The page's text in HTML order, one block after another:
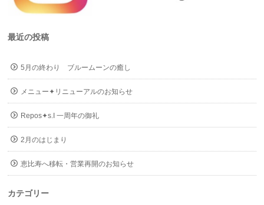
最近の投稿
5月の終わり ブルームーンの癒し
メニュー✦リニューアルのお知らせ
Repos✦s.I 一周年の御礼
2月のはじまり
恵比寿へ移転・営業再開のお知らせ
カテゴリー